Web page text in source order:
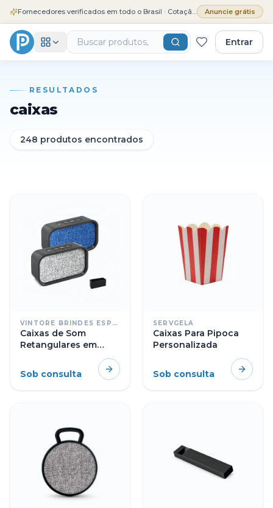
Fornecedores verificados em todo o Brasil · Cotação grátis Anuncie grátis
Entrar
RESULTADOS
caixas
248 produtos encontrados
VINTORE BRINDES ESPECIAIS
Caixas de Som
Retangulares em
Sob consulta
SERVGELA
Caixas Para Pipoca
Personalizada
Sob consulta